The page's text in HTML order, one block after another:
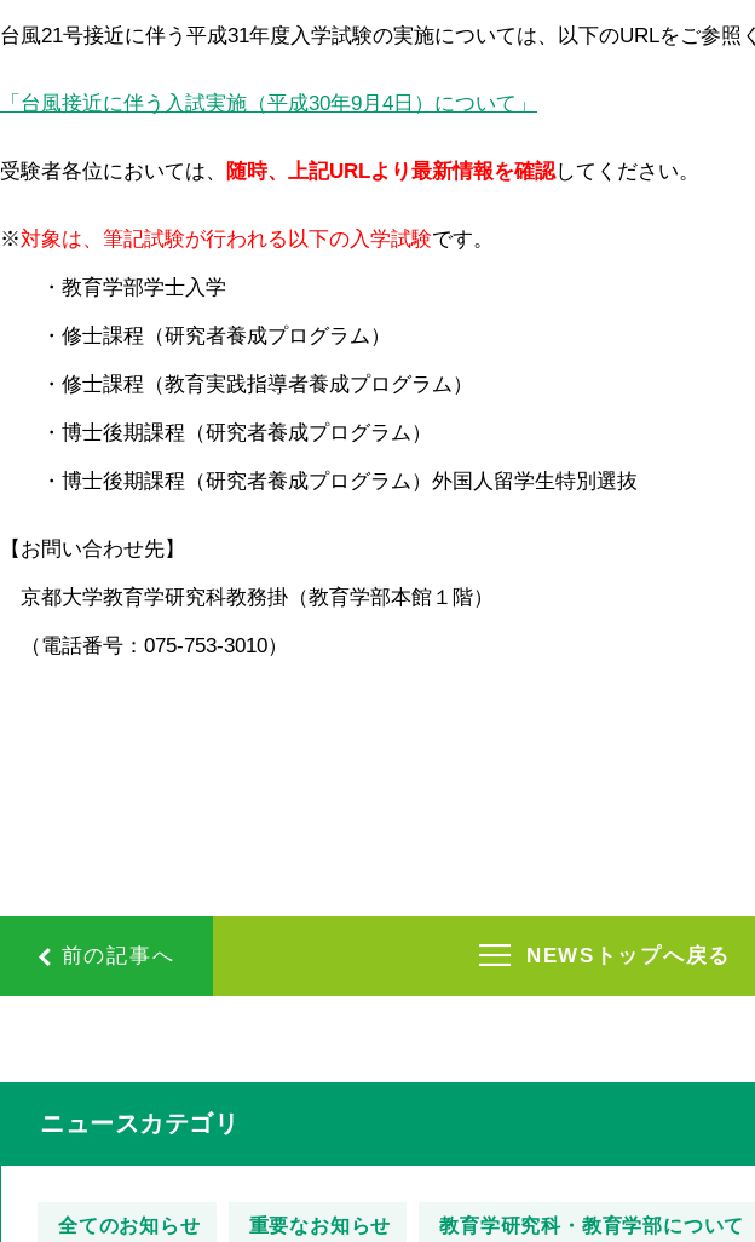
台風21号接近に伴う平成31年度入学試験の実施については、以下のURLをご参照
「台風接近に伴う入試実施（平成30年9月4日）について」
受験者各位においては、 随時、上記URLより最新情報を確認してください。
※対象は、筆記試験が行われる以下の入学試験です。
・教育学部学士入学
・修士課程（研究者養成プログラム）
・修士課程（教育実践指導者養成プログラム）
・博士後期課程（研究者養成プログラム）
・博士後期課程（研究者養成プログラム）外国人留学生特別選抜
【お問い合わせ先】
京都大学教育学研究科教務掛（教育学部本館１階）
（電話番号：075-753-3010）
前の記事へ NEWSトップへ戻る
ニュースカテゴリ
全てのお知らせ 重要なお知らせ 教育学研究科・教育学部について